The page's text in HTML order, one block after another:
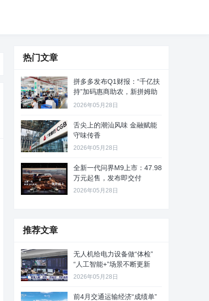
热门文章
拼多多发布Q1财报：“千亿扶
持”加码惠商助农，新拼姆助
力
2026年05月28日
舌尖上的潮汕风味 金融赋能
守味传香
2026年05月28日
全新一代问界M9上市：47.98
万元起售，发布即交付
2026年05月28日
推荐文章
无人机给电力设备做“体检”
“人工智能+”场景不断更新
2026年05月28日
前4月交通运输经济“成绩单”